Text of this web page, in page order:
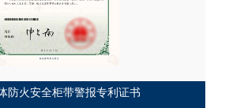
防火安全柜带警报专利证书